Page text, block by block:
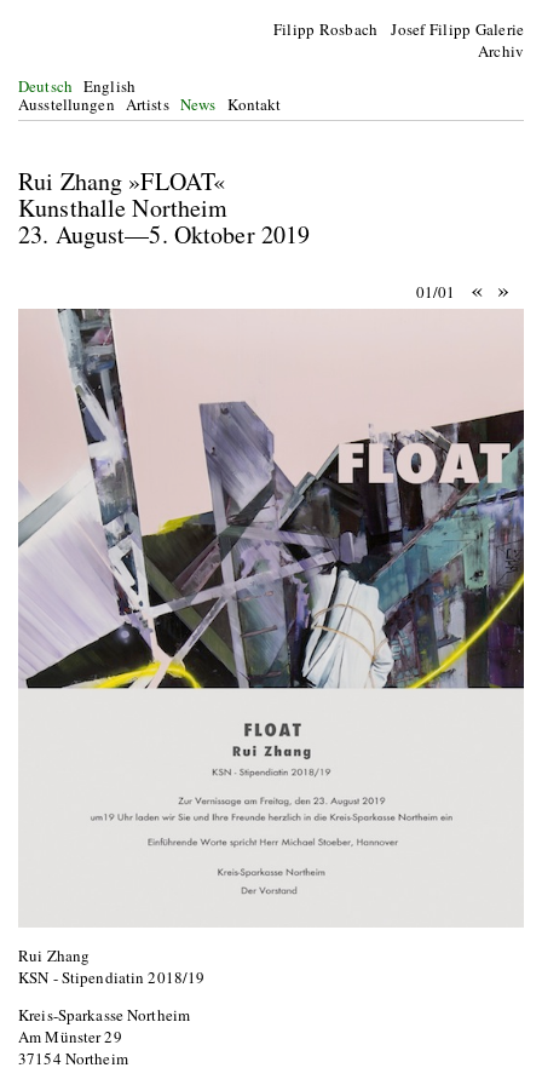
Filipp Rosbach Josef Filipp Galerie
Archiv
Deutsch English
Ausstellungen Artists News Kontakt
Rui Zhang »FLOAT«
Kunsthalle Northeim
23. August—5. Oktober 2019
01/01 « »
Rui Zhang
KSN - Stipendiatin 2018/19
Kreis-Sparkasse Northeim
Am Münster 29
37154 Northeim